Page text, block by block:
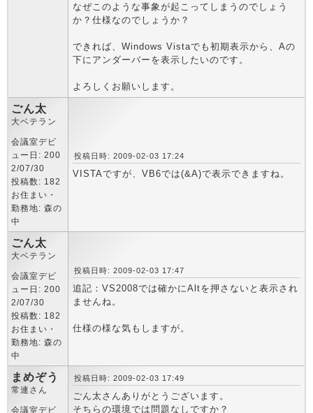
なぜこのような事象が起こってしまうのでしょう
か？仕様なのでしょうか？
できれば、Windows Vistaでも初期表示から、Aの
下にアンダーバーを表示したいのです。
よろしくお願いします。
ごん太
大ベテラン
会議室デビ
ュー日: 200
2/07/30
投稿数: 182
お住まい・
勤務地: 森の
中
投稿日時: 2009-02-03 17:24
VISTAですが、VB6では(&A)で表示できますね。
ごん太
大ベテラン
会議室デビ
ュー日: 200
2/07/30
投稿数: 182
お住まい・
勤務地: 森の
中
投稿日時: 2009-02-03 17:47
追記：VS2008では確かにAltを押さないと表示され
ませんね。
仕様の様な気もしますが。
まめぞう
常連さん
会議室デビ
投稿日時: 2009-02-03 17:49
ごん太さんありがとうございます。
そちらの環境では問題なしですか？